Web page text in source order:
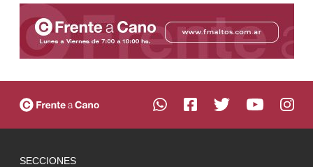
SECCIONES